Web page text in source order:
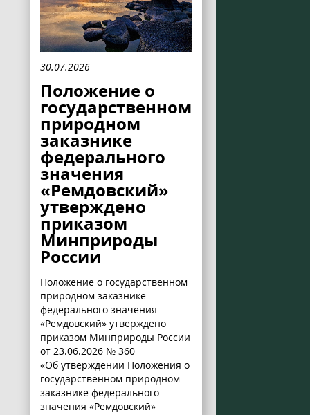
30.07.2026
Положение о
государственном
природном
заказнике
федерального
значения
«Ремдовский»
утверждено
приказом
Минприроды
России
Положение о государственном
природном заказнике
федерального значения
«Ремдовский» утверждено
приказом Минприроды России
от 23.06.2026 № 360
«Об утверждении Положения о
государственном природном
заказнике федерального
значения «Ремдовский»